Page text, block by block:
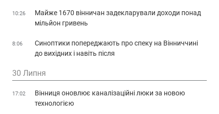
10:26
Майже 1670 вінничан задекларували доходи понад
мільйон гривень
8:06
Синоптики попереджають про спеку на Вінниччині
до вихідних і навіть після
30 Липня
17:02
Вінниця оновлює каналізаційні люки за новою
технологією